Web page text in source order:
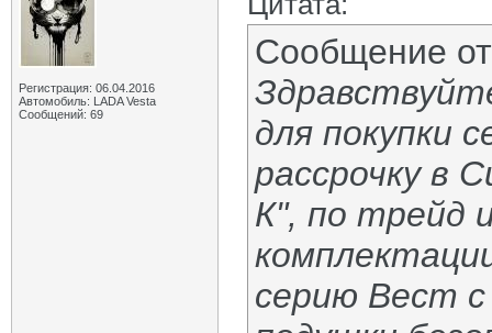
Регистрация: 06.04.2016
Автомобиль: LADA Vesta
Сообщений: 69
Сообщение
для покупки
рассрочку в
К", по трейд
серию Вест